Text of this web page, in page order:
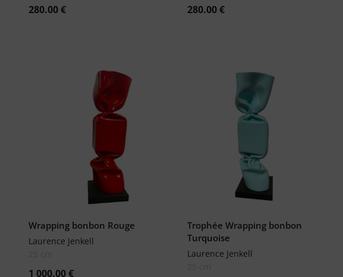
280.00€ 280.00€
Wrapping bonbon Rouge
Laurence Jenkell
1 000.00€
Trophée Wrapping bonbon
Turquoise
Laurence Jenkell